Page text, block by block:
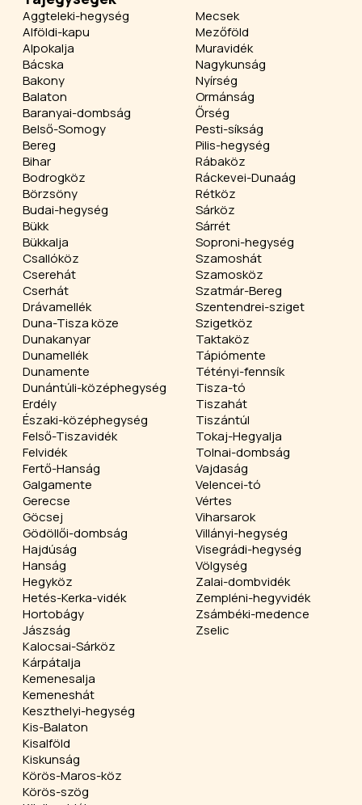
Aggteleki-hegység
Alföldi-kapu
Alpokalja
Bácska
Bakony
Balaton
Baranyai-dombság
Belső-Somogy
Bereg
Bihar
Bodrogköz
Börzsöny
Budai-hegység
Bükk
Bükkalja
Csallóköz
Cserehát
Cserhát
Drávamellék
Duna-Tisza köze
Dunakanyar
Dunamellék
Dunamente
Dunántúli-középhegység
Erdély
Északi-középhegység
Felső-Tiszavidék
Felvidék
Fertő-Hanság
Galgamente
Gerecse
Göcsej
Gödöllői-dombság
Hajdúság
Hanság
Hegyköz
Hetés-Kerka-vidék
Hortobágy
Jászság
Kalocsai-Sárköz
Kárpátalja
Kemenesalja
Kemeneshát
Keszthelyi-hegység
Kis-Balaton
Kisalföld
Kiskunság
Körös-Maros-köz
Körös-szög
Mecsek
Mezőföld
Muravidék
Nagykunság
Nyírség
Ormánság
Őrség
Pesti-síkság
Pilis-hegység
Rábaköz
Ráckevei-Dunaág
Rétköz
Sárköz
Sárrét
Soproni-hegység
Szamoshát
Szamosköz
Szatmár-Bereg
Szentendrei-sziget
Szigetköz
Taktaköz
Tápiómente
Tétényi-fennsík
Tisza-tó
Tiszahát
Tiszántúl
Tokaj-Hegyalja
Tolnai-dombság
Vajdaság
Velencei-tó
Vértes
Viharsarok
Villányi-hegység
Visegrádi-hegység
Völgység
Zalai-dombvidék
Zempléni-hegyvidék
Zsámbéki-medence
Zselic